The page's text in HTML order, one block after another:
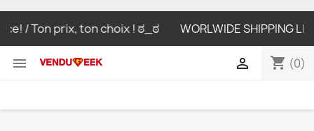
/ Ton prix, ton choix ! ಠ_ಠ WORLWIDE SHIPPING
 shopping_cart (0)
